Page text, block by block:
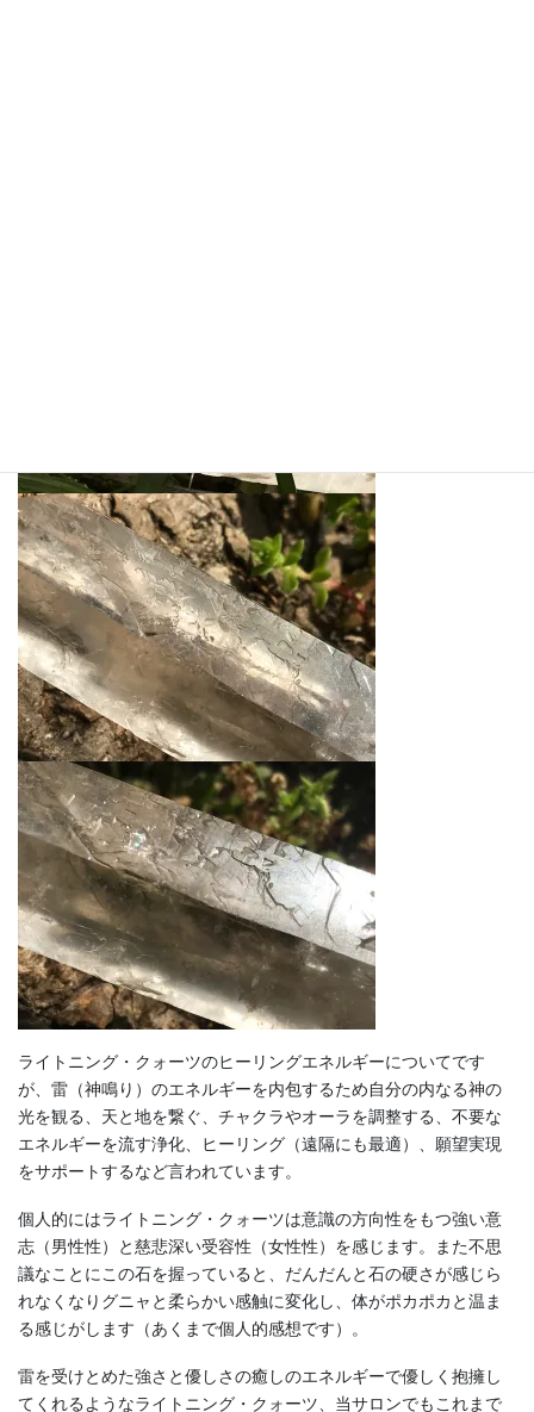
ライトニング・クォーツのヒーリングエネルギーについてです
が、雷（神鳴り）のエネルギーを内包するため自分の内なる神の
光を観る、天と地を繋ぐ、チャクラやオーラを調整する、不要な
エネルギーを流す浄化、ヒーリング（遠隔にも最適）、願望実現
をサポートするなど言われています。
個人的にはライトニング・クォーツは意識の方向性をもつ強い意
志（男性性）と慈悲深い受容性（女性性）を感じます。また不思
議なことにこの石を握っていると、だんだんと石の硬さが感じら
れなくなりグニャと柔らかい感触に変化し、体がポカポカと温ま
る感じがします（あくまで個人的感想です）。
雷を受けとめた強さと優しさの癒しのエネルギーで優しく抱擁し
てくれるようなライトニング・クォーツ、当サロンでもこれまで